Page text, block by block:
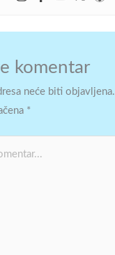
komentar
neće biti objavljena.
*